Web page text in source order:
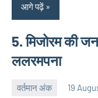
आगे पढ़ें
5. मिजोरम की
ललरमपना
वर्तमान अंक 19